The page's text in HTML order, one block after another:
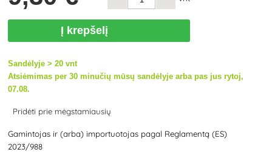
Į krepšelį
Sandėlyje > 20 vnt
Atsiėmimas per 30 minučių mūsų sandėlyje arba pas jus rytoj,
07.08.
Pridėti prie mėgstamiausių
Gamintojas ir (arba) importuotojas pagal Reglamentą (ES)
2023/988